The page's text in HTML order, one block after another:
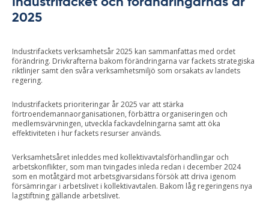
2025
Industrifackets verksamhetsår 2025 kan sammanfattas med ordet
förändring. Drivkrafterna bakom förändringarna var fackets strategiska
riktlinjer samt den svåra verksamhetsmiljö som orsakats av landets
regering.
Industrifackets prioriteringar år 2025 var att stärka
förtroendemannaorganisationen, förbättra organiseringen och
medlemsvärvningen, utveckla fackavdelningarna samt att öka
effektiviteten i hur fackets resurser används.
Verksamhetsåret inleddes med kollektivavtalsförhandlingar och
arbetskonflikter, som man tvingades inleda redan i december 2024
som en motåtgärd mot arbetsgivarsidans försök att driva igenom
försämringar i arbetslivet i kollektivavtalen. Bakom låg regeringens nya
lagstiftning gällande arbetslivet.